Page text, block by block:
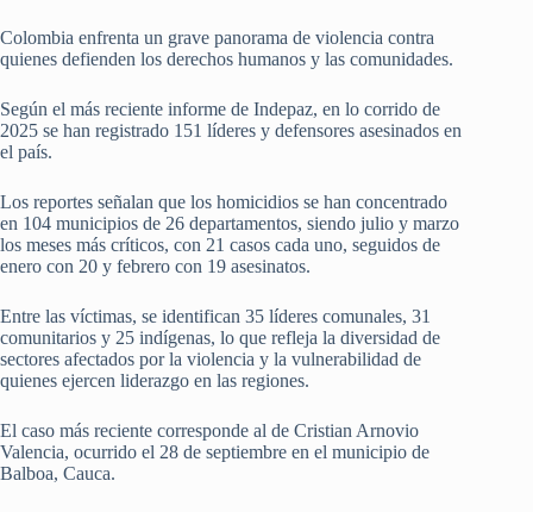
Colombia enfrenta un grave panorama de violencia contra
quienes defienden los derechos humanos y las comunidades.
Según el más reciente informe de Indepaz, en lo corrido de
2025 se han registrado 151 líderes y defensores asesinados en
el país.
Los reportes señalan que los homicidios se han concentrado
en 104 municipios de 26 departamentos, siendo julio y marzo
los meses más críticos, con 21 casos cada uno, seguidos de
enero con 20 y febrero con 19 asesinatos.
Entre las víctimas, se identifican 35 líderes comunales, 31
comunitarios y 25 indígenas, lo que refleja la diversidad de
sectores afectados por la violencia y la vulnerabilidad de
quienes ejercen liderazgo en las regiones.
El caso más reciente corresponde al de Cristian Arnovio
Valencia, ocurrido el 28 de septiembre en el municipio de
Balboa, Cauca.